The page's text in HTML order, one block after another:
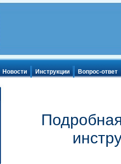
Новости Инструкции Вопрос-ответ